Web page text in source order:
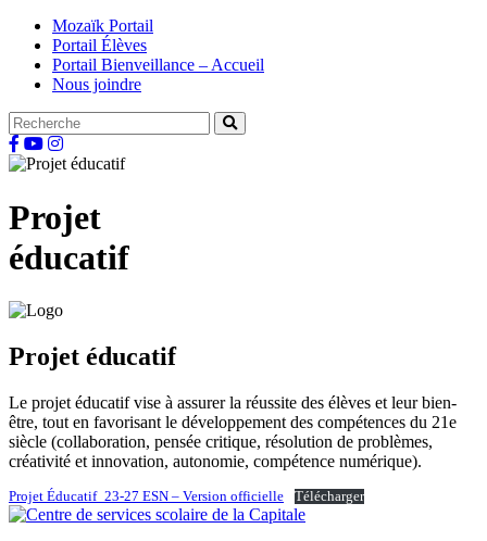
Mozaïk Portail
Portail Élèves
Portail Bienveillance – Accueil
Nous joindre
Projet
éducatif
Projet éducatif
Le projet éducatif vise à assurer la réussite des élèves et leur bien-
être, tout en favorisant le développement des compétences du 21e
siècle (collaboration, pensée critique, résolution de problèmes,
créativité et innovation, autonomie, compétence numérique).
Projet Éducatif_23-27 ESN – Version officielle Télécharger